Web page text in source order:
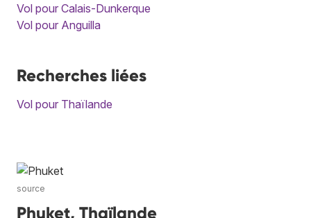
Vol pour Calais-Dunkerque
Vol pour Anguilla
Recherches liées
Vol pour Thaïlande
source
Phuket, Thaïlande